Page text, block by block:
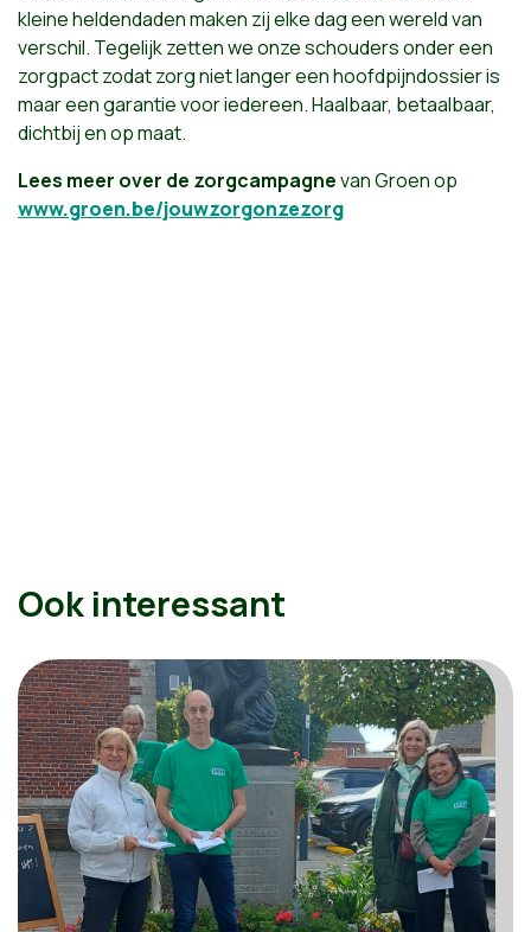
kleine heldendaden maken zij elke dag een wereld van
verschil. Tegelijk zetten we onze schouders onder een
zorgpact zodat zorg niet langer een hoofdpijndossier is
maar een garantie voor iedereen. Haalbaar, betaalbaar,
dichtbij en op maat.
Lees meer over de zorgcampagnevan Groen op
www.groen.be/jouwzorgonzezorg
Ook interessant